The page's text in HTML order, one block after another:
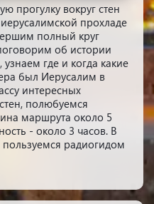
прогулку вокруг стен
прохладе
полный круг
об истории
где и когда какие
был Иерусалим в
интересных
полюбуемся
маршрута около 5
- около 3 часов. В
радиогидом